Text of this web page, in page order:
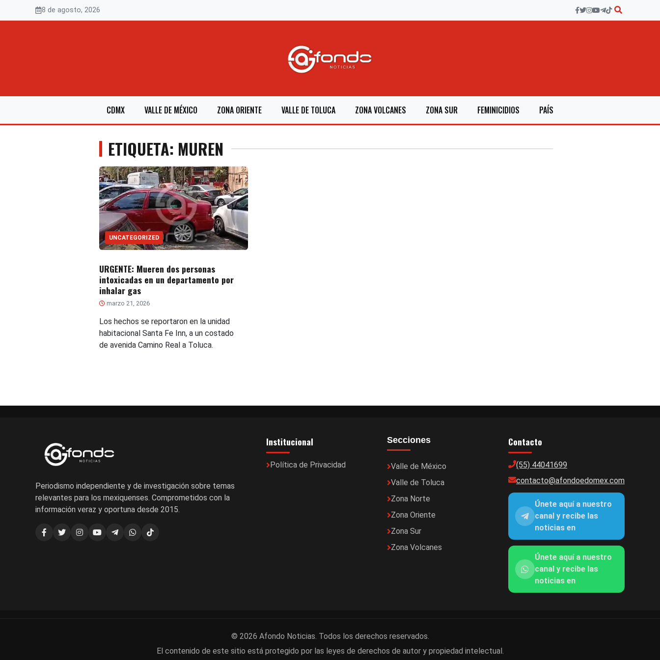
8 de agosto, 2026
CDMX VALLE DE MÉXICO ZONA ORIENTE VALLE DE TOLUCA ZONA VOLCANES ZONA SUR FEMINICIDIOS PAÍS
ETIQUETA: MUREN
UNCATEGORIZED
URGENTE: Mueren dos personas
intoxicadas en un departamento por
inhalar gas
marzo 21, 2026
Los hechos se reportaron en la unidad
habitacional Santa Fe Inn, a un costado
de avenida Camino Real a Toluca.
Periodismo independiente y de investigación sobre temas
relevantes para los mexiquenses. Comprometidos con la
información veraz y oportuna desde 2015.
Institucional
Política de Privacidad
Secciones
Valle de México
Valle de Toluca
Zona Norte
Zona Oriente
Zona Sur
Zona Volcanes
Contacto
(55) 44041699
contacto@afondoedomex.com
Únete aquí a nuestro
canal y recibe las
noticias en
Únete aquí a nuestro
canal y recibe las
noticias en
© 2026 Afondo Noticias. Todos los derechos reservados.
El contenido de este sitio está protegido por las leyes de derechos de autor y propiedad intelectual.